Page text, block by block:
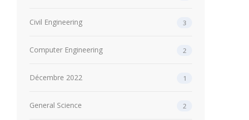
Civil Engineering 3
Computer Engineering 2
Décembre 2022 1
General Science 2